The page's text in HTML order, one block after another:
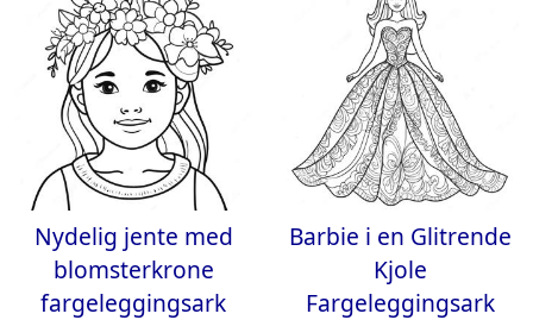
Nydelig jente med
blomsterkrone
fargeleggingsark
Barbie i en Glitrende
Kjole
Fargeleggingsark